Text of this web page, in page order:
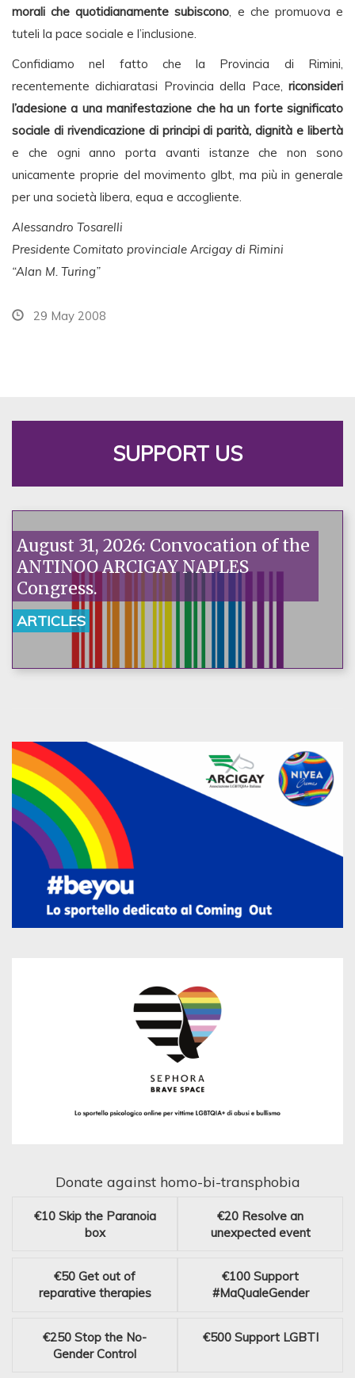
morali che quotidianamente subiscono, e che promuova e
tuteli la pace sociale e l’inclusione.
Confidiamo nel fatto che la Provincia di Rimini,
recentemente dichiaratasi Provincia della Pace, riconsideri
l’adesione a una manifestazione che ha un forte significato
sociale di rivendicazione di principi di parità, dignità e libertà
e che ogni anno porta avanti istanze che non sono
unicamente proprie del movimento glbt, ma più in generale
per una società libera, equa e accogliente.
Alessandro Tosarelli
Presidente Comitato provinciale Arcigay di Rimini
“Alan M. Turing”
29 May 2008
SUPPORT US
August 31, 2026: Convocation of the
ANTINOO ARCIGAY NAPLES
Congress.
ARTICLES
Donate against homo-bi-transphobia
€10 Skip the Paranoia
box
€20 Resolve an
unexpected event
€50 Get out of
reparative therapies
€100 Support
#MaQualeGender
€250 Stop the No-
Gender Control
€500 Support LGBTI